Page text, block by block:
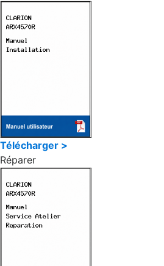
Télécharger >
Réparer